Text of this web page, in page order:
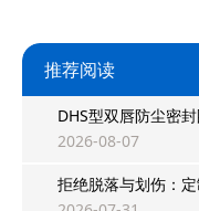
推荐阅读
DHS型双唇防尘密
2026-08-07
拒绝脱落与划伤：